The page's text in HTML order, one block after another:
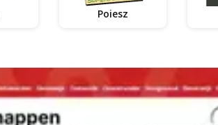
Poiesz